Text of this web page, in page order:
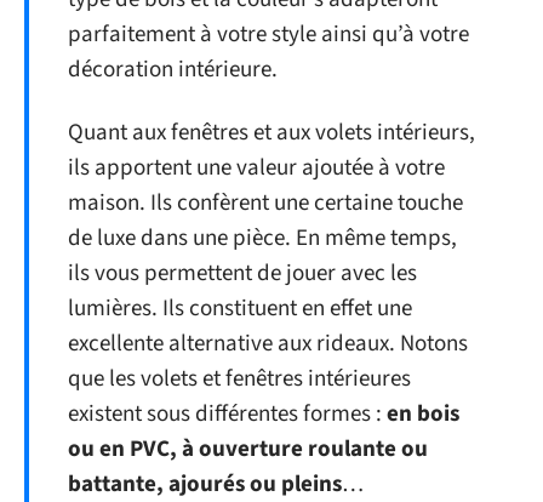
parfaitement à votre style ainsi qu’à votre
décoration intérieure.
Quant aux fenêtres et aux volets intérieurs,
ils apportent une valeur ajoutée à votre
maison. Ils confèrent une certaine touche
de luxe dans une pièce. En même temps,
ils vous permettent de jouer avec les
lumières. Ils constituent en effet une
excellente alternative aux rideaux. Notons
que les volets et fenêtres intérieures
existent sous différentes formes :en bois
ou en PVC, à ouverture roulante ou
battante, ajourés ou pleins…